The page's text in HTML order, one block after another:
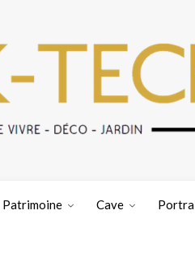
Patrimoine Cave